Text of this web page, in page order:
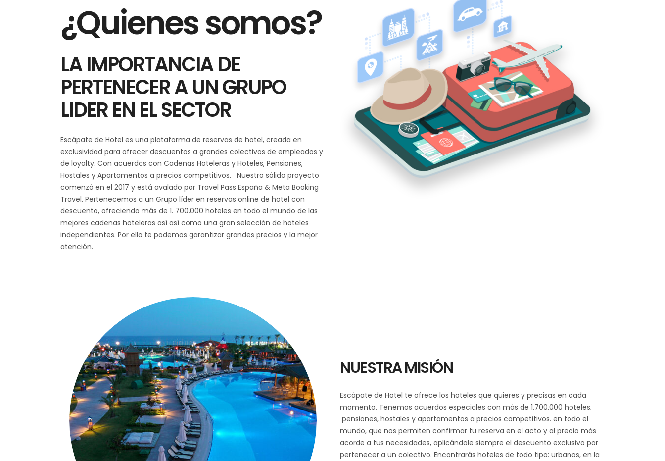
¿Quienes somos?
LA IMPORTANCIA DE
PERTENECER A UN GRUPO
LIDER EN EL SECTOR
Escápate de Hotel es una plataforma de reservas de hotel, creada en
exclusividad para ofrecer descuentos a grandes colectivos de empleados y
de loyalty. Con acuerdos con Cadenas Hoteleras y Hoteles, Pensiones,
Hostales y Apartamentos a precios competitivos. Nuestro sólido proyecto
comenzó en el 2017 y está avalado por Travel Pass España & Meta Booking
Travel. Pertenecemos a un Grupo líder en reservas online de hotel con
descuento, ofreciendo más de 1. 700.000 hoteles en todo el mundo de las
mejores cadenas hoteleras así así como una gran selección de hoteles
independientes. Por ello te podemos garantizar grandes precios y la mejor
atención.
NUESTRA MISIÓN
Escápate de Hotel te ofrece los hoteles que quieres y precisas en cada
momento. Tenemos acuerdos especiales con más de 1.700.000 hoteles,
pensiones, hostales y apartamentos a precios competitivos. en todo el
mundo, que nos permiten confirmar tu reserva en el acto y al precio más
acorde a tus necesidades, aplicándole siempre el descuento exclusivo por
pertenecer a un colectivo. Encontrarás hoteles de todo tipo: urbanos, en la